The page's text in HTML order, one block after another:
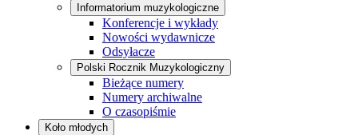
Informatorium muzykologiczne
Konferencje i wykłady
Nowości wydawnicze
Odsyłacze
Polski Rocznik Muzykologiczny
Bieżące numery
Numery archiwalne
O czasopiśmie
Koło młodych